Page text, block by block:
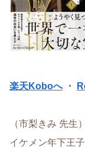
楽天Koboへ・
（市梨きみ 先生
イケメン年下王